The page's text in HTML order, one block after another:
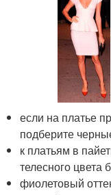
если на платье
подберите
к платьям в
телесного цвета
фиолетовый